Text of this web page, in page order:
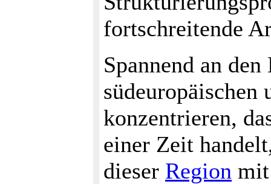
fortschreitende
Spannend an
südeuropäischen
konzentrieren,
einer Zeit
dieser Region